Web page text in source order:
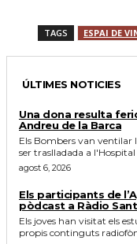
TAGS ESPAI DE
ÚLTIMES NOTICIES
Una dona resulta
Andreu de la Barca
Els Bombers van ventilar
ser traslladada a l'Hospital
agost 6, 2026
Els participants de
pòdcast a Ràdio
Els joves han visitat els
propis continguts